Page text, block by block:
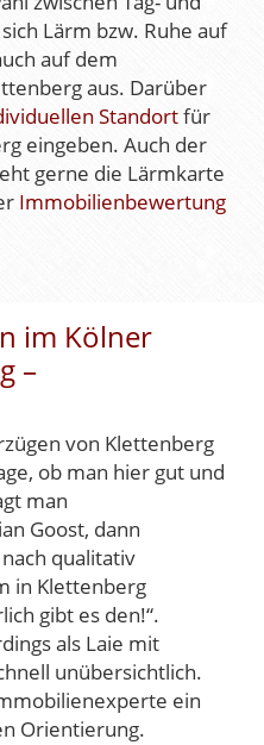
Lärm bzw. Ruhe auf
auf dem
aus. Darüber
Standortfür
eingeben. Auch der
gerne die Lärmkarte
Immobilienbewertung
im Kölner
–
von Klettenberg
ob man hier gut und
man
Goost, dann
qualitativ
in Klettenberg
gibt es den!“.
als Laie mit
unübersichtlich.
ein
Orientierung.